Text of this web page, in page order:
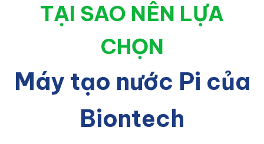
TẠI SAO NÊN LỰA
CHỌN
Máy tạo nước Pi của
Biontech